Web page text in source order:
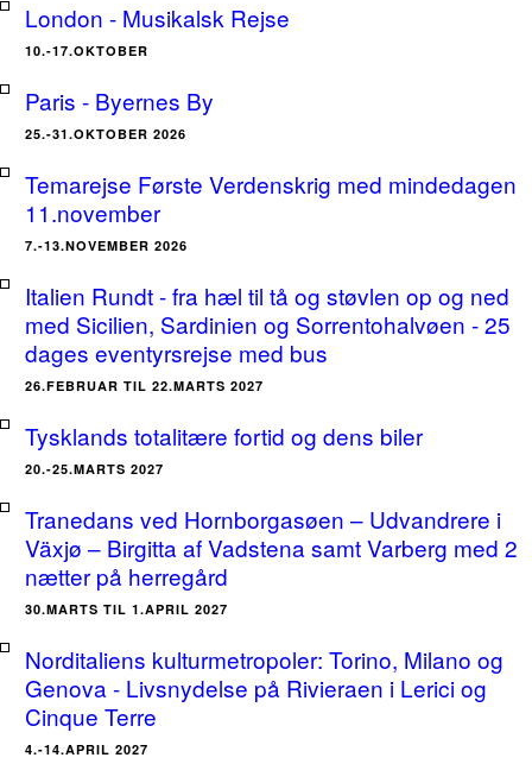
London - Musikalsk Rejse
10.-17.OKTOBER
Paris - Byernes By
25.-31.OKTOBER 2026
Temarejse Første Verdenskrig med mindedagen
11.november
7.-13.NOVEMBER 2026
Italien Rundt - fra hæl til tå og støvlen op og ned
med Sicilien, Sardinien og Sorrentohalvøen - 25
dages eventyrsrejse med bus
26.FEBRUAR TIL 22.MARTS 2027
Tysklands totalitære fortid og dens biler
20.-25.MARTS 2027
Tranedans ved Hornborgasøen – Udvandrere i
Växjø – Birgitta af Vadstena samt Varberg med 2
nætter på herregård
30.MARTS TIL 1.APRIL 2027
Norditaliens kulturmetropoler: Torino, Milano og
Genova - Livsnydelse på Rivieraen i Lerici og
Cinque Terre
4.-14.APRIL 2027